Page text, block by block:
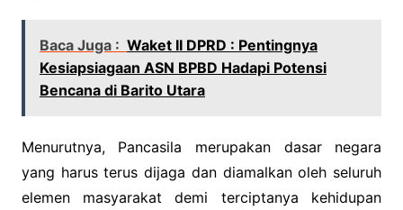
Baca Juga : Waket II DPRD : Pentingnya
Kesiapsiagaan ASN BPBD Hadapi Potensi
Bencana di Barito Utara
Menurutnya, Pancasila merupakan dasar negara
yang harus terus dijaga dan diamalkan oleh seluruh
elemen masyarakat demi terciptanya kehidupan